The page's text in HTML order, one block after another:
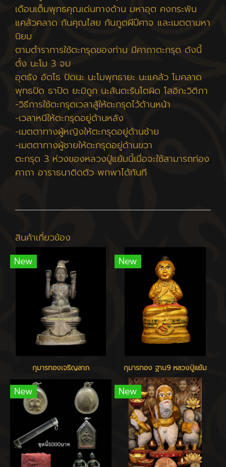
เดือนเต็มพุทธคุณเด่นทางด้าน มหาอุต คงกระพัน
แคล้วคลาด กันคุณไสย กันภูตผีปีศาจ และเมตตามหา
นิยม
ตามตำราการใช้ตะกรุดของท่าน มีคาถาตะกรุด ดังนี้
ตั้ง นะโม 3 จบ
อุตธัง อัตโธ ปัดนะ นะโมพุทธายะ นะแคล้ว โมคลาด
พุทธปัด ธาปิด ยะมิถูก นะสันตะรันโตผิด โสอิกะวิติภา
-วิธีการใช้ตะกรุดเวลาสู้ให้ตะกรุดไว้ด้านหน้า
-เวลาหนีให้ตะกรุดอยู่ด้านหลัง
-เมตตาทางผู้หญิงให้ตะกรุดอยู่ด้านซ้าย
-เมตตาทางผู้ชายให้ตะกรุดอยู่ด้านขวา
ตะกรุด 3 ห่วงของหลวงปู่แย้มนี้เมื่อจะใช้สามารถท่อง
คาถา อาราธนาติดตัว พกพาได้ทันที
สินค้าเกี่ยวข้อง
New
กุมารทองเจริญลาภ
New
กุมารทอง ฐาน9 หลวงปู่แย้ม
New New